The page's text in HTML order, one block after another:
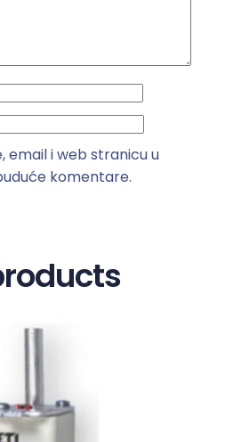
email i web stranicu u
komentare.